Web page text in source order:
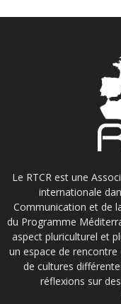
Le RTCR est une
internationale
Communication et de
du Programme
aspect pluriculturel et
un espace de rencontre
de cultures
réflexions sur